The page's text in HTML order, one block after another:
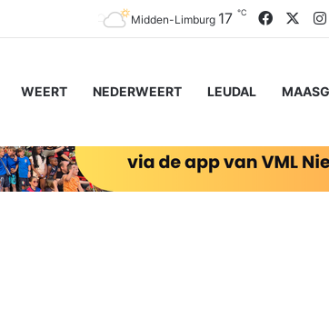
Midden-Limburg 17 ℃
WEERT NEDERWEERT LEUDAL